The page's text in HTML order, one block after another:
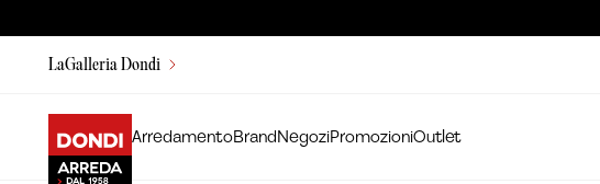
LaGalleria Dondi
ArredamentoBrandNegoziPromozioniOutlet